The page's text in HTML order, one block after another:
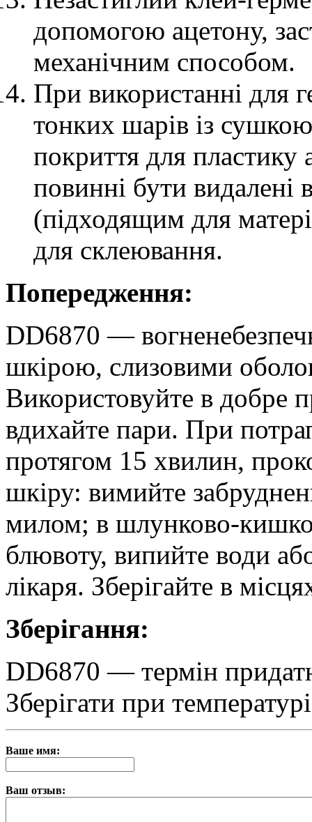
допомогою ацетону,
механічним способом.
При використанні для
тонких шарів із
покриття для пластику
повинні бути видалені
(підходящим для
для склеювання.
Попередження:
DD6870 —
шкірою, слизовими
Використовуйте в добре
вдихайте пари. При
протягом 15 хвилин,
шкіру: вимийте
милом; в шлунково-
блювоту, випийте води
лікаря. Зберігайте в
Зберігання:
DD6870 — термін
Зберігати при
Ваше имя:
Ваш отзыв: